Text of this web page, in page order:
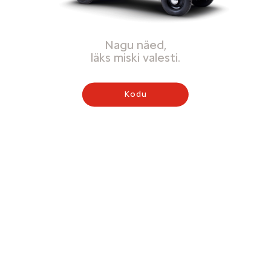
Nagu näed,
läks miski valesti.
Kodu